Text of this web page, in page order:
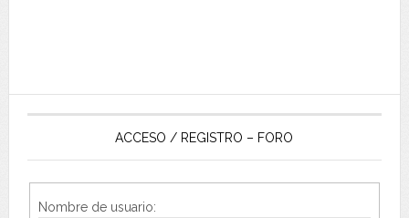
ACCESO / REGISTRO – FORO
Nombre de usuario: